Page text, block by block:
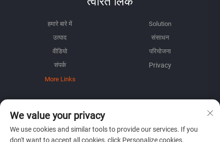
हमारे बारे में
Solution
उत्पाद
संसाधन
वीडियो
परियोजना
संपर्क
More Links
हमारे साप्ताहिक न्यूज़लेटर को प्राप्त करने के लिए साइन अप करें
We value your privacy
We use cookies and similar tools to provide our services. If you
don't want to accept all cookies, click Personalize cookies.